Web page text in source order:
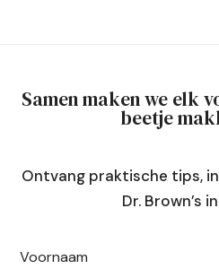
Samen maken we elk
beetje
Ontvang praktische tips,
Dr. Brown’s
Voornaam